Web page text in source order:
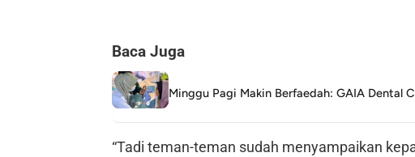
Baca Juga
Minggu Pagi Makin Berfaedah: GAIA Dental
“Tadi teman-teman sudah menyampaikan